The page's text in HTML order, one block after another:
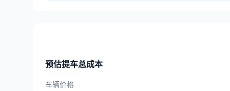
预估提车总成本
车辆价格